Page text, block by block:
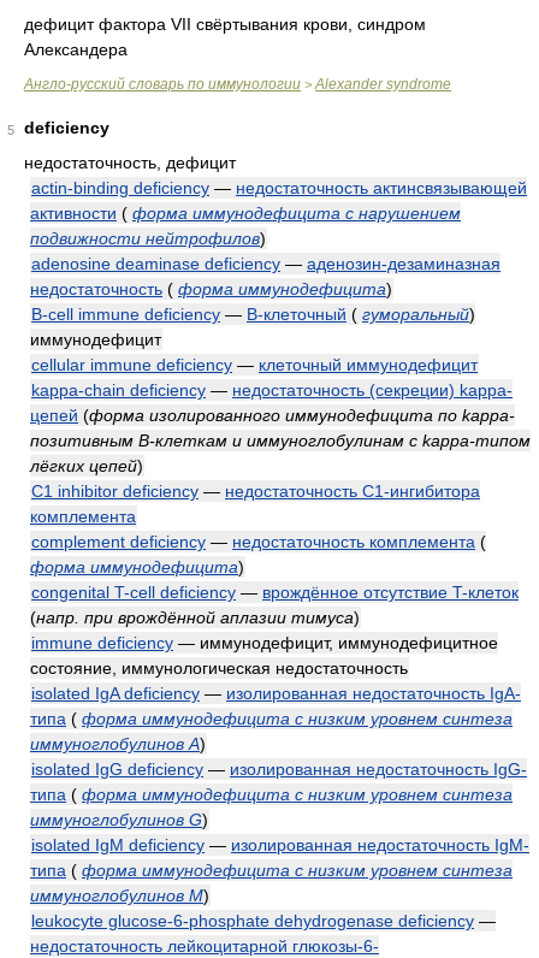
дефицит фактора VII свёртывания крови, синдром
Александера
Англо-русский словарь по иммунологии > Alexander syndrome
5
deficiency
недостаточность, дефицит
actin-binding deficiency — недостаточность актинсвязывающей
активности ( форма иммунодефицита с нарушением
подвижности нейтрофилов)
adenosine deaminase deficiency — аденозин-дезаминазная
недостаточность ( форма иммунодефицита)
B-cell immune deficiency — B-клеточный ( гуморальный)
иммунодефицит
cellular immune deficiency — клеточный иммунодефицит
kappa-chain deficiency — недостаточность (секреции) kappa-
цепей (форма изолированного иммунодефицита по kappa-
позитивным B-клеткам и иммуноглобулинам с kappa-типом
лёгких цепей)
C1 inhibitor deficiency — недостаточность C1-ингибитора
комплемента
complement deficiency — недостаточность комплемента (
форма иммунодефицита)
congenital T-cell deficiency — врождённое отсутствие T-клеток
(напр. при врождённой аплазии тимуса)
immune deficiency — иммунодефицит, иммунодефицитное
состояние, иммунологическая недостаточность
isolated IgA deficiency — изолированная недостаточность IgA-
типа ( форма иммунодефицита с низким уровнем синтеза
иммуноглобулинов A)
isolated IgG deficiency — изолированная недостаточность IgG-
типа ( форма иммунодефицита с низким уровнем синтеза
иммуноглобулинов G)
isolated IgM deficiency — изолированная недостаточность IgM-
типа ( форма иммунодефицита с низким уровнем синтеза
иммуноглобулинов M)
leukocyte glucose-6-phosphate dehydrogenase deficiency —
недостаточность лейкоцитарной глюкозы-6-